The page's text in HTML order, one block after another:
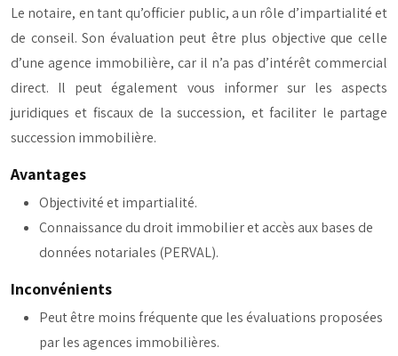
Le notaire, en tant qu’officier public, a un rôle d’impartialité et
de conseil. Son évaluation peut être plus objective que celle
d’une agence immobilière, car il n’a pas d’intérêt commercial
direct. Il peut également vous informer sur les aspects
juridiques et fiscaux de la succession, et faciliter le partage
succession immobilière.
Avantages
Objectivité et impartialité.
Connaissance du droit immobilier et accès aux bases de
données notariales (PERVAL).
Inconvénients
Peut être moins fréquente que les évaluations proposées
par les agences immobilières.